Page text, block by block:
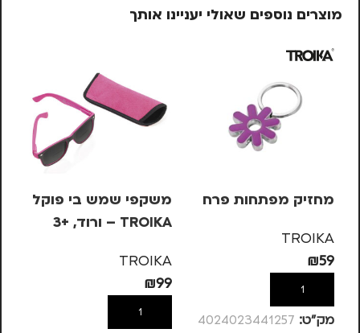
מוצרים נוספים שאולי יעניינו אותך
מחזיק מפתחות פרח
TROIKA
₪59
הוספה לסל
מק”ט: 4024023441257
משקפי שמש בי פוקל
TROIKA – ורוד, +3
TROIKA
₪99
הוספה לסל